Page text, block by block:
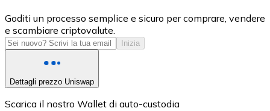
USD Coin
USDC
Goditi un processo semplice e sicuro per comprare, vendere
e scambiare criptovalute.
Inizia
Dettagli prezzo Uniswap
Scarica il nostro Wallet di auto-custodia